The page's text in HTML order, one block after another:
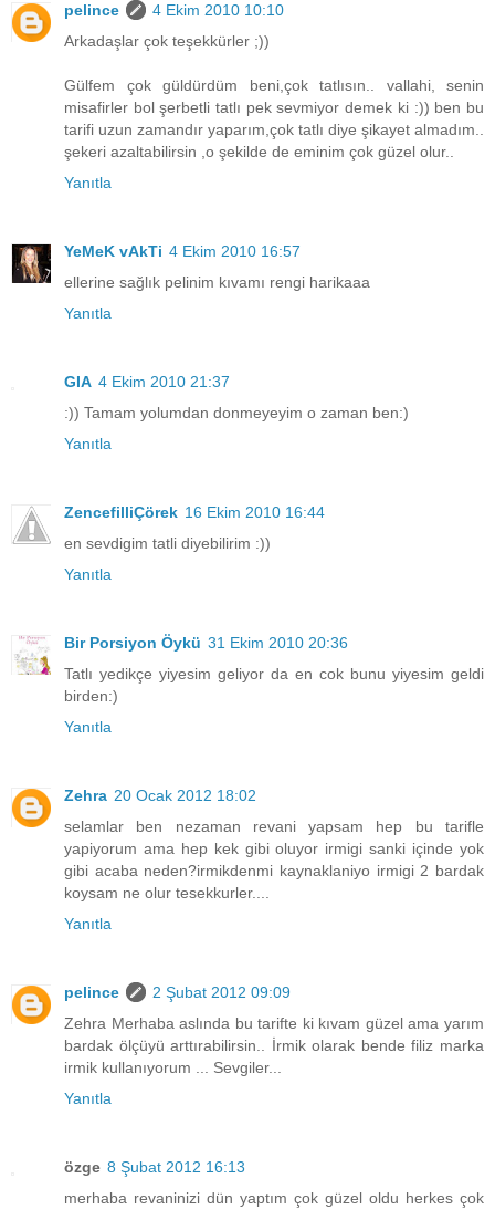
pelince
4 Ekim 2010 10:10
Arkadaşlar çok teşekkürler ;))
Gülfem çok güldürdüm beni,çok tatlısın.. vallahi, senin
misafirler bol şerbetli tatlı pek sevmiyor demek ki :)) ben bu
tarifi uzun zamandır yaparım,çok tatlı diye şikayet almadım..
şekeri azaltabilirsin ,o şekilde de eminim çok güzel olur..
Yanıtla
YeMeK vAkTi 4 Ekim 2010 16:57
ellerine sağlık pelinim kıvamı rengi harikaaa
Yanıtla
GIA 4 Ekim 2010 21:37
:)) Tamam yolumdan donmeyeyim o zaman ben:)
Yanıtla
ZencefilliÇörek 16 Ekim 2010 16:44
en sevdigim tatli diyebilirim :))
Yanıtla
Bir Porsiyon Öykü 31 Ekim 2010 20:36
Tatlı yedikçe yiyesim geliyor da en cok bunu yiyesim geldi
birden:)
Yanıtla
Zehra 20 Ocak 2012 18:02
selamlar ben nezaman revani yapsam hep bu tarifle
yapiyorum ama hep kek gibi oluyor irmigi sanki içinde yok
gibi acaba neden?irmikdenmi kaynaklaniyo irmigi 2 bardak
koysam ne olur tesekkurler....
Yanıtla
pelince
2 Şubat 2012 09:09
Zehra Merhaba aslında bu tarifte ki kıvam güzel ama yarım
bardak ölçüyü arttırabilirsin.. İrmik olarak bende filiz marka
irmik kullanıyorum ... Sevgiler...
Yanıtla
özge 8 Şubat 2012 16:13
merhaba revaninizi dün yaptım çok güzel oldu herkes çok